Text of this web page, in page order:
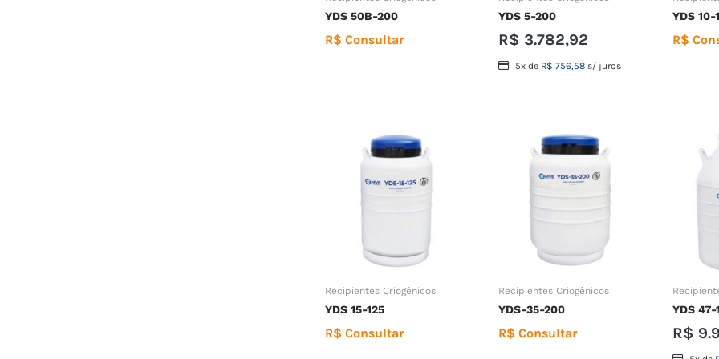
YDS 50B-200
R$ Consultar
YDS 5-200
R$ 3.782,92
5x de R$ 756,58 s/ juros
YDS 10-
R$
Recipientes Criogênicos
YDS 15-125
R$ Consultar
Recipientes Criogênicos
YDS-35-200
R$ Consultar
YDS 47-
R$